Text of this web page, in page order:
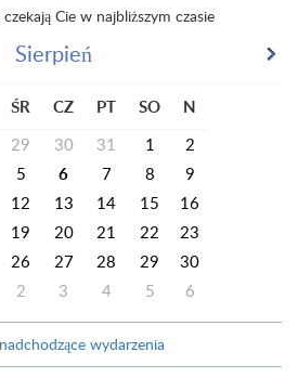
Cie w najbliższym czasie
Sierpień
ŚR CZ PT SO N
29 30 31 1
2
5 6 7 8
9
12 13 14 15
16
19 20 21 22
23
26 27 28 29
30
2 3 4 5 6
wydarzenia